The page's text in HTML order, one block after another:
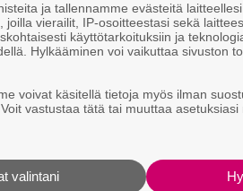
turhankin arcade. Autot kaartavat
mutta toisaalta tällainen sopii
ja tallennamme evästeitä
joilla vierailit, IP-osoitteestasi sekä
käyttötarkoituksiin ja
Hylkääminen voi vaikuttaa sivuston
voivat käsitellä tietoja myös ilman
vastustaa tätä tai muuttaa
valintani